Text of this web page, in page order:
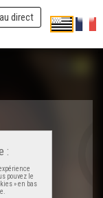
direct
:
pouvez le
» en bas